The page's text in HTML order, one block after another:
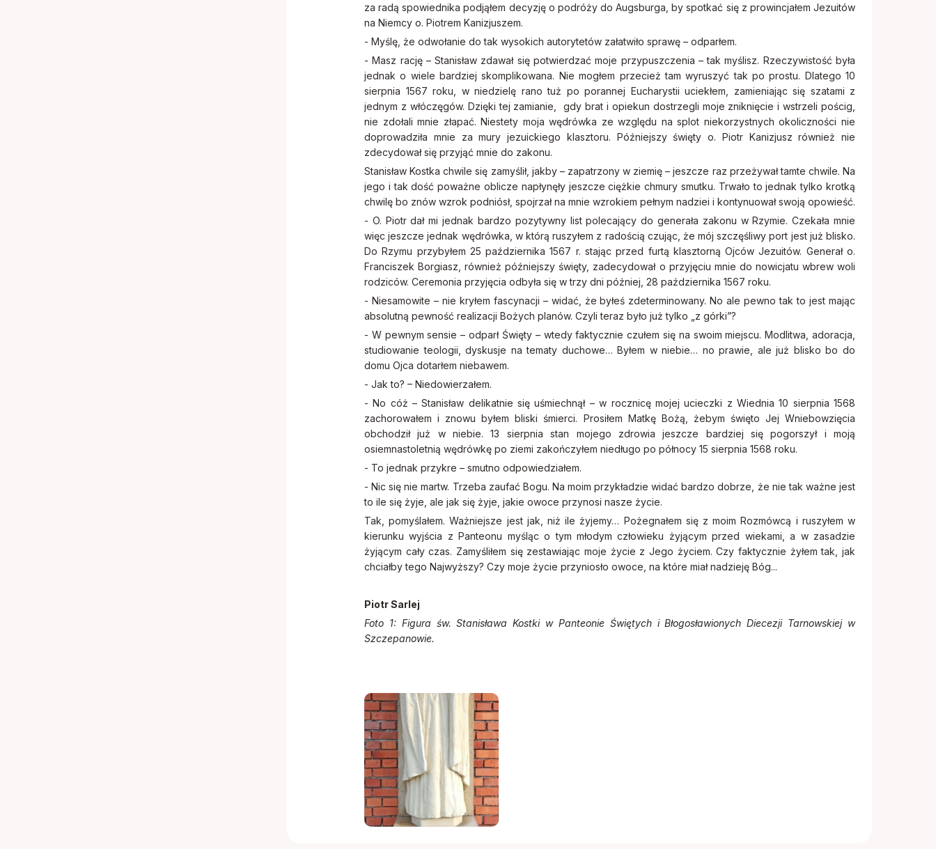
za radą spowiednika podjąłem decyzję o podróży do Augsburga, by spotkać się z prowincjałem Jezuitów
na Niemcy o. Piotrem Kanizjuszem.
- Myślę, że odwołanie do tak wysokich autorytetów załatwiło sprawę – odparłem.
- Masz rację – Stanisław zdawał się potwierdzać moje przypuszczenia – tak myślisz. Rzeczywistość była
jednak o wiele bardziej skomplikowana. Nie mogłem przecież tam wyruszyć tak po prostu. Dlatego 10
sierpnia 1567 roku, w niedzielę rano tuż po porannej Eucharystii uciekłem, zamieniając się szatami z
jednym z włóczęgów. Dzięki tej zamianie, gdy brat i opiekun dostrzegli moje zniknięcie i wstrzeli pościg,
nie zdołali mnie złapać. Niestety moja wędrówka ze względu na splot niekorzystnych okoliczności nie
doprowadziła mnie za mury jezuickiego klasztoru. Późniejszy święty o. Piotr Kanizjusz również nie
zdecydował się przyjąć mnie do zakonu.
Stanisław Kostka chwile się zamyślił, jakby – zapatrzony w ziemię – jeszcze raz przeżywał tamte chwile. Na
jego i tak dość poważne oblicze napłynęły jeszcze ciężkie chmury smutku. Trwało to jednak tylko krotką
chwilę bo znów wzrok podniósł, spojrzał na mnie wzrokiem pełnym nadziei i kontynuował swoją opowieść.
- O. Piotr dał mi jednak bardzo pozytywny list polecający do generała zakonu w Rzymie. Czekała mnie
więc jeszcze jednak wędrówka, w którą ruszyłem z radością czując, że mój szczęśliwy port jest już blisko.
Do Rzymu przybyłem 25 października 1567 r. stając przed furtą klasztorną Ojców Jezuitów. Generał o.
Franciszek Borgiasz, również późniejszy święty, zadecydował o przyjęciu mnie do nowicjatu wbrew woli
rodziców. Ceremonia przyjęcia odbyła się w trzy dni później, 28 października 1567 roku.
- Niesamowite – nie kryłem fascynacji – widać, że byłeś zdeterminowany. No ale pewno tak to jest mając
absolutną pewność realizacji Bożych planów. Czyli teraz było już tylko „z górki”?
- W pewnym sensie – odparł Święty – wtedy faktycznie czułem się na swoim miejscu. Modlitwa, adoracja,
studiowanie teologii, dyskusje na tematy duchowe… Byłem w niebie… no prawie, ale już blisko bo do
domu Ojca dotarłem niebawem.
- Jak to? – Niedowierzałem.
- No cóż – Stanisław delikatnie się uśmiechnął – w rocznicę mojej ucieczki z Wiednia 10 sierpnia 1568
zachorowałem i znowu byłem bliski śmierci. Prosiłem Matkę Bożą, żebym święto Jej Wniebowzięcia
obchodził już w niebie. 13 sierpnia stan mojego zdrowia jeszcze bardziej się pogorszył i moją
osiemnastoletnią wędrówkę po ziemi zakończyłem niedługo po północy 15 sierpnia 1568 roku.
- To jednak przykre – smutno odpowiedziałem.
- Nic się nie martw. Trzeba zaufać Bogu. Na moim przykładzie widać bardzo dobrze, że nie tak ważne jest
to ile się żyje, ale jak się żyje, jakie owoce przynosi nasze życie.
Tak, pomyślałem. Ważniejsze jest jak, niż ile żyjemy… Pożegnałem się z moim Rozmówcą i ruszyłem w
kierunku wyjścia z Panteonu myśląc o tym młodym człowieku żyjącym przed wiekami, a w zasadzie
żyjącym cały czas. Zamyśliłem się zestawiając moje życie z Jego życiem. Czy faktycznie żyłem tak, jak
chciałby tego Najwyższy? Czy moje życie przyniosło owoce, na które miał nadzieję Bóg...
Piotr Sarlej
Foto 1: Figura św. Stanisława Kostki w Panteonie Świętych i Błogosławionych Diecezji Tarnowskiej w
Szczepanowie.